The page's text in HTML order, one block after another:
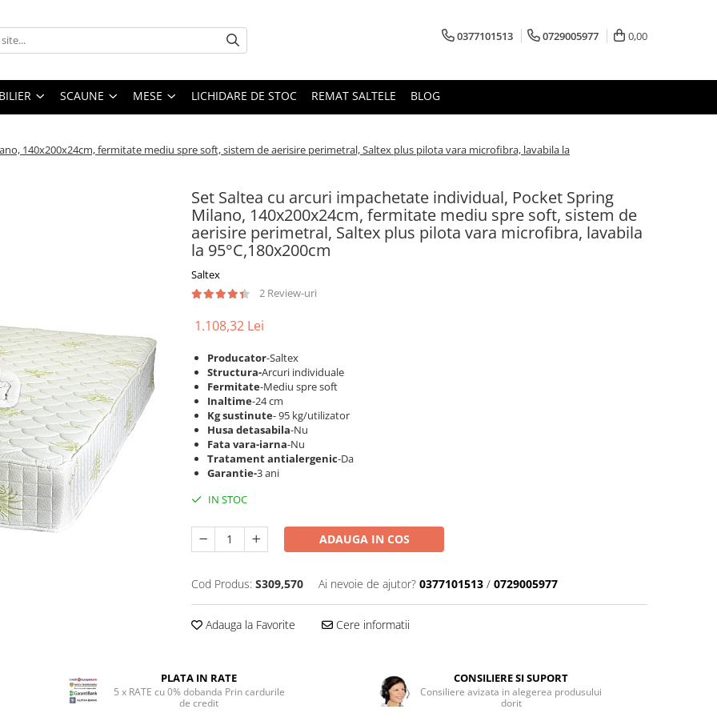
0377101513 0729005977 0,00
SCAUNE MESE LICHIDARE DE STOC REMAT SALTELE BLOG
140x200x24cm, fermitate mediu spre soft, sistem de aerisire perimetral, Saltex plus pilota vara microfibra, lavabila la
Set Saltea cu arcuri impachetate individual, Pocket Spring
Milano, 140x200x24cm, fermitate mediu spre soft, sistem de
aerisire perimetral, Saltex plus pilota vara microfibra, lavabila
la 95°C,180x200cm
Saltex
2 Review-uri
1.108,32 Lei
Producator-Saltex
Structura-Arcuri individuale
Fermitate-Mediu spre soft
Inaltime-24 cm
Kg sustinute- 95 kg/utilizator
Husa detasabila-Nu
Fata vara-iarna-Nu
Tratament antialergenic-Da
Garantie-3 ani
IN STOC
ADAUGA IN COS
Cod Produs: S309,570 Ai nevoie de ajutor? 0377101513 / 0729005977
Adauga la Favorite Cere informatii
PLATA IN RATE
5 x RATE cu 0% dobanda Prin cardurile
de credit
CONSILIERE SI SUPORT
Consiliere avizata in alegerea produsului
dorit